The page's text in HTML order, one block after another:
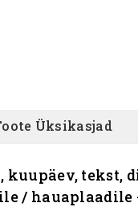
Üksikasjad
kuupäev, tekst,
/ hauaplaadile